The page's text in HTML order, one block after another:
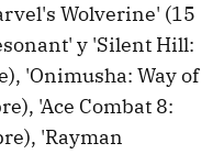
Wolverine' (15
y 'Silent Hill:
'Onimusha: Way of
'Ace Combat 8:
'Rayman